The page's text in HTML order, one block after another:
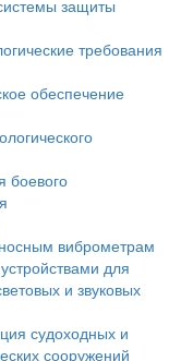
защиты
требования
обеспечение
боевого
виброметрам
для
и звуковых
судоходных и
сооружений